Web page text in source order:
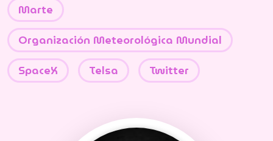
Marte
Organización Meteorológica Mundial
SpaceX
Telsa Twitter